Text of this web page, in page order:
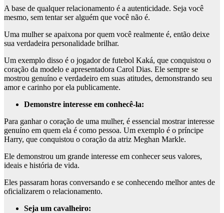
A base de qualquer relacionamento é a autenticidade. Seja você
mesmo, sem tentar ser alguém que você não é.
Uma mulher se apaixona por quem você realmente é, então deixe
sua verdadeira personalidade brilhar.
Um exemplo disso é o jogador de futebol Kaká, que conquistou o
coração da modelo e apresentadora Carol Dias. Ele sempre se
mostrou genuíno e verdadeiro em suas atitudes, demonstrando seu
amor e carinho por ela publicamente.
Demonstre interesse em conhecê-la:
Para ganhar o coração de uma mulher, é essencial mostrar interesse
genuíno em quem ela é como pessoa. Um exemplo é o príncipe
Harry, que conquistou o coração da atriz Meghan Markle.
Ele demonstrou um grande interesse em conhecer seus valores,
ideais e história de vida.
Eles passaram horas conversando e se conhecendo melhor antes de
oficializarem o relacionamento.
Seja um cavalheiro: